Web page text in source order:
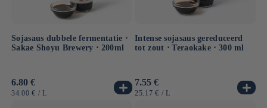
Sojasaus dubbele fermentatie ⋅
Sakae Shoyu Brewery ⋅ 200ml
Normale
prijs
6.80 €
EENHEIDSPRIJS
34.00 € / PER
L
Intense sojasaus gereduceerd
tot zout ⋅ Teraokake ⋅ 300 ml
Normale
prijs
7.55 €
EENHEIDSPRIJS
25.17 € / PER
L